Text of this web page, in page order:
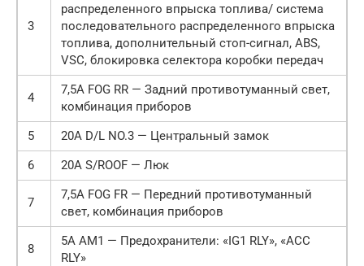
3
распределенного впрыска топлива/ система
последовательного распределенного впрыска
топлива, дополнительный стоп-сигнал, ABS,
VSC, блокировка селектора коробки передач
4
7,5А FOG RR — Задний противотуманный свет,
комбинация приборов
5
20А D/L NO.3 — Центральный замок
6
20А S/ROOF — Люк
7
7,5А FOG FR — Передний противотуманный
свет, комбинация приборов
8
5А AM1 — Предохранители: «IG1 RLY», «ACC
RLY»